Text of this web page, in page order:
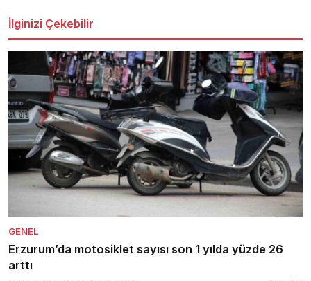
İlginizi Çekebilir
GENEL
Erzurum’da motosiklet sayısı son 1 yılda yüzde 26
arttı